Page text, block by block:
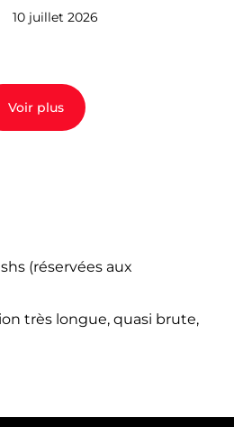
10 juillet 2026
Voir plus
(réservées aux
très longue, quasi brute,